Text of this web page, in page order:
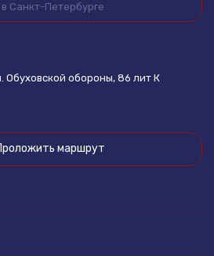
Санкт-Петербурге
Обуховской обороны, 86 лит К
маршрут